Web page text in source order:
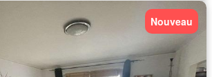
Nouveau